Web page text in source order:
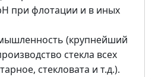
при флотации и в иных
(крупнейший
стекла всех
стекловата и т.д.).